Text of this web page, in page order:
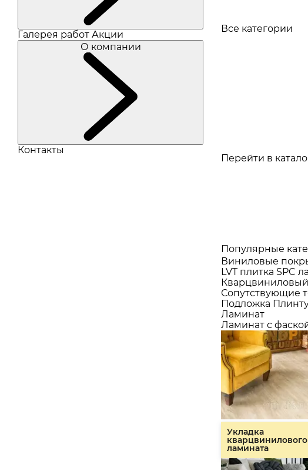
Галерея работ Акции
О компании
Контакты
Все катeгории
Перейти в
Популярные
Виниловые
LVT плитка SPC
Сопутствующие
Подложка
Ламинат
Ламинат с
Укладка
кварцвинилового
ламината